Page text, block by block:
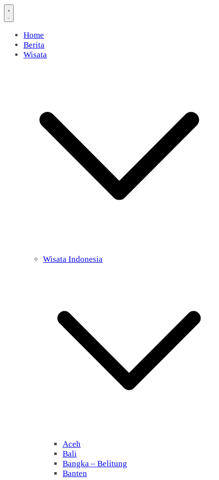
Home
Berita
Wisata
Wisata Indonesia
Aceh
Bali
Bangka – Belitung
Banten